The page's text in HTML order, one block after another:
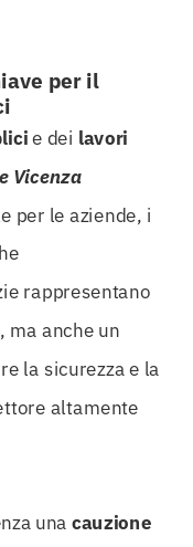
per il
e dei lavori
Vicenza
per le aziende, i
rappresentano
ma anche un
la sicurezza e la
altamente
una cauzione